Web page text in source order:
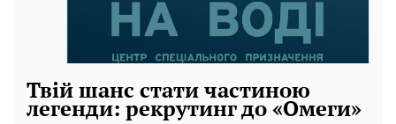
Твій шанс стати частиною
легенди: рекрутинг до «Омеги»